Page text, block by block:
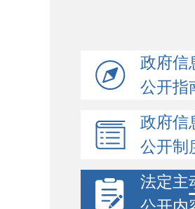
政府信
公开指
政府信
公开制
法定主